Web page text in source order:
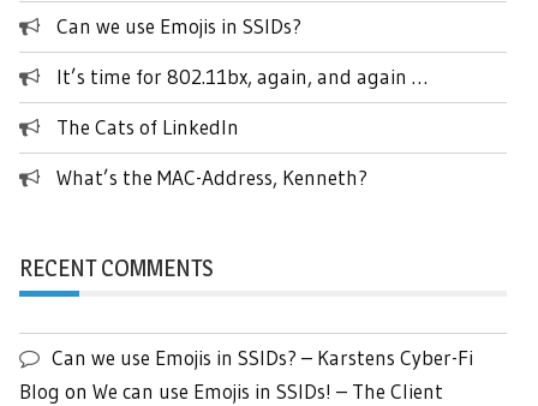
Can we use Emojis in SSIDs?
It’s time for 802.11bx, again, and again …
The Cats of LinkedIn
What’s the MAC-Address, Kenneth?
RECENT COMMENTS
Can we use Emojis in SSIDs? – Karstens Cyber-Fi
Blog on We can use Emojis in SSIDs! – The Client